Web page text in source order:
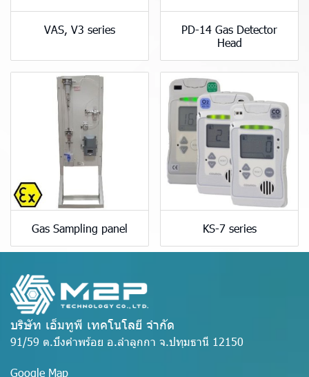
VAS, V3 series
PD-14 Gas Detector
Head
Gas Sampling panel KS-7 series
บริษัท เอ็มทูพี เทคโนโลยี จำกัด
91/59 ต.บึงคำพร้อย อ.ลำลูกกา จ.ปทุมธานี 12150
Google Map